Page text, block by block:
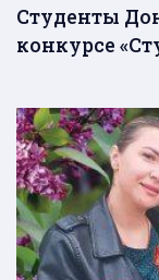
Студенты
конкурсе